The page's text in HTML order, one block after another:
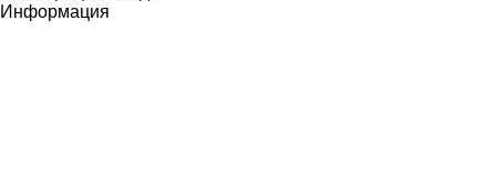
Информация